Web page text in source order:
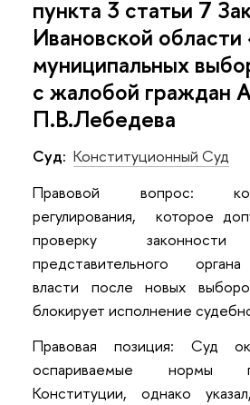
пункта 3 статьи 7
Ивановской
муниципальных
с жалобой граждан
П.В.Лебедева
Суд: Конституционный Суд
Правовой вопрос:
регулирования, которое
проверку законности
представительного
власти после новых
блокирует исполнение
Правовая позиция: Суд
оспариваемые нормы
Конституции, однако